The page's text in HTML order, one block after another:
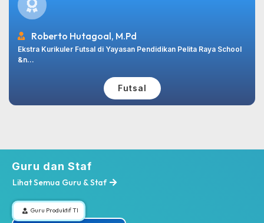
Roberto Hutagoal, M.Pd
Ekstra Kurikuler Futsal di Yayasan Pendidikan Pelita Raya School
&n...
Futsal
Guru dan Staf
Lihat Semua Guru & Staf
Guru Produktif TI